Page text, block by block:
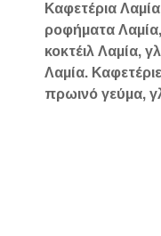
Καφετέρια
ροφήματα
κοκτέιλ Λαμία,
Λαμία.
πρωινό γεύμα,